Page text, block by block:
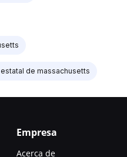
de massachusetts
Empresa
Acerca de